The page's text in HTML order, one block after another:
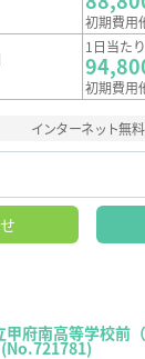
初期費用
1日当た
初期費用
インターネット無料
府南高等学校前（